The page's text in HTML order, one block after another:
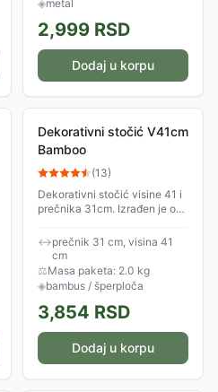
◈metal
2,999 RSD
Dodaj u korpu
Dekorativni stočić V41cm
Bamboo
(13)
Dekorativni stočić visine 41 i
prečnika 31cm. Izrađen je od
Savršen detalj za vašu
spavaću sobu ili dnevni
boravak, a...
↔prečnik 31 cm, visina 41
cm
⚖Masa paketa: 2.0 kg
◈bambus / šperploča
3,854 RSD
Dodaj u korpu